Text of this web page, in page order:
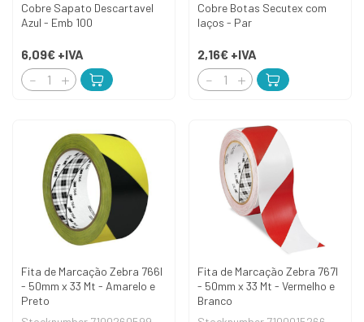
Cobre Sapato Descartavel
Azul - Emb 100
6,09€ +IVA
Cobre Botas Secutex com
laços - Par
2,16€ +IVA
Fita de Marcação Zebra 766I
- 50mm x 33 Mt - Amarelo e
Preto
Fita de Marcação Zebra 767I
- 50mm x 33 Mt - Vermelho e
Branco